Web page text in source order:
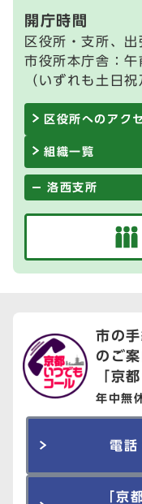
開庁時間
区役所・支所、
市役所本庁舎：
（いずれも土日
区役所へのアク
組織一覧
洛西支所
市の
のご
「京
年中無
電
「京